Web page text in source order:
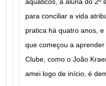
para conciliar a vida
pratica há quatro anos,
que começou a
Clube, como o João
amei logo de início, é